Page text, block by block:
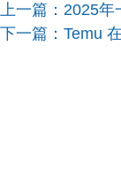
上一篇： 2025年
下一篇： Temu